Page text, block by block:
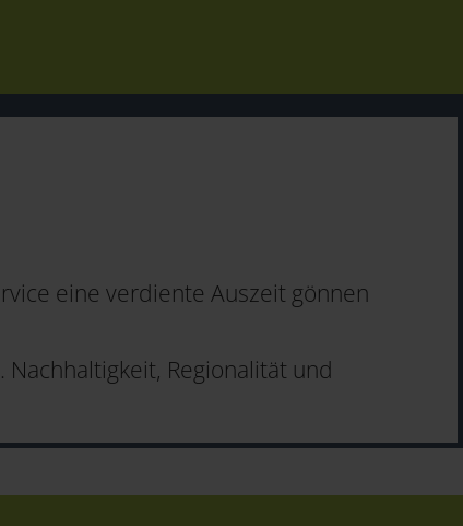
eine verdiente Auszeit gönnen
Regionalität und